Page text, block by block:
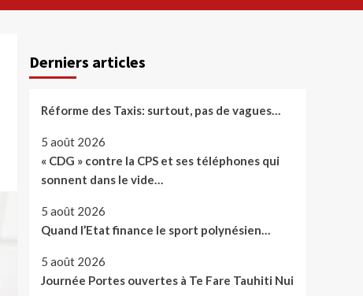
Derniers articles
Réforme des Taxis: surtout, pas de vagues…
5 août 2026
« CDG » contre la CPS et ses téléphones qui
sonnent dans le vide…
5 août 2026
Quand l’Etat finance le sport polynésien…
5 août 2026
Journée Portes ouvertes à Te Fare Tauhiti Nui